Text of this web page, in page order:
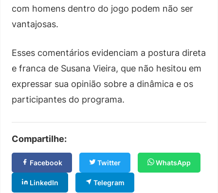
com homens dentro do jogo podem não ser
vantajosas.
Esses comentários evidenciam a postura direta
e franca de Susana Vieira, que não hesitou em
expressar sua opinião sobre a dinâmica e os
participantes do programa.
Compartilhe:
Facebook Twitter WhatsApp
LinkedIn Telegram